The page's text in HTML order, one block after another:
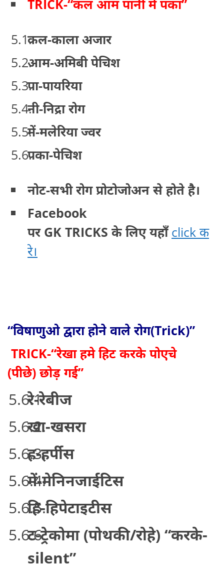
TRICK-“कल आम पानी में पका”
कल-काला अजार
आम-अमिबी पेचिश
पा-पायरिया
नी-निद्रा रोग
में-मलेरिया ज्वर
पका-पेचिश
नोट-सभी रोग प्रोटोजोअन से होते है।
Facebook
पर GK TRICKS के लिए यहाँ click क
रे।
“विषाणुओ द्वारा होने वाले रोग(Trick)”
TRICK-“रेखा हमे हिट करके पोएचे
(पीछे) छोड़ गई”
रे-रेबीज
खा-खसरा
ह-हर्पीस
में-मेनिनजाईटिस
हि-हिपेटाइटीस
ट-ट्रेकोमा (पोथकी/रोहे) “करके-
silent”